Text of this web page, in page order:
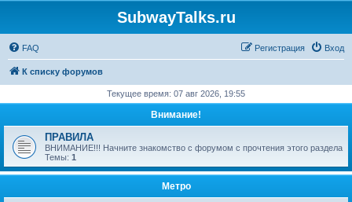
SubwayTalks.ru
FAQ Вход
Регистрация
К списку форумов
Текущее время: 07 авг 2026, 19:55
Внимание!
ПРАВИЛА
ВНИМАНИЕ!!! Начните знакомство с форумом с прочтения этого раздела
Темы: 1
Метро